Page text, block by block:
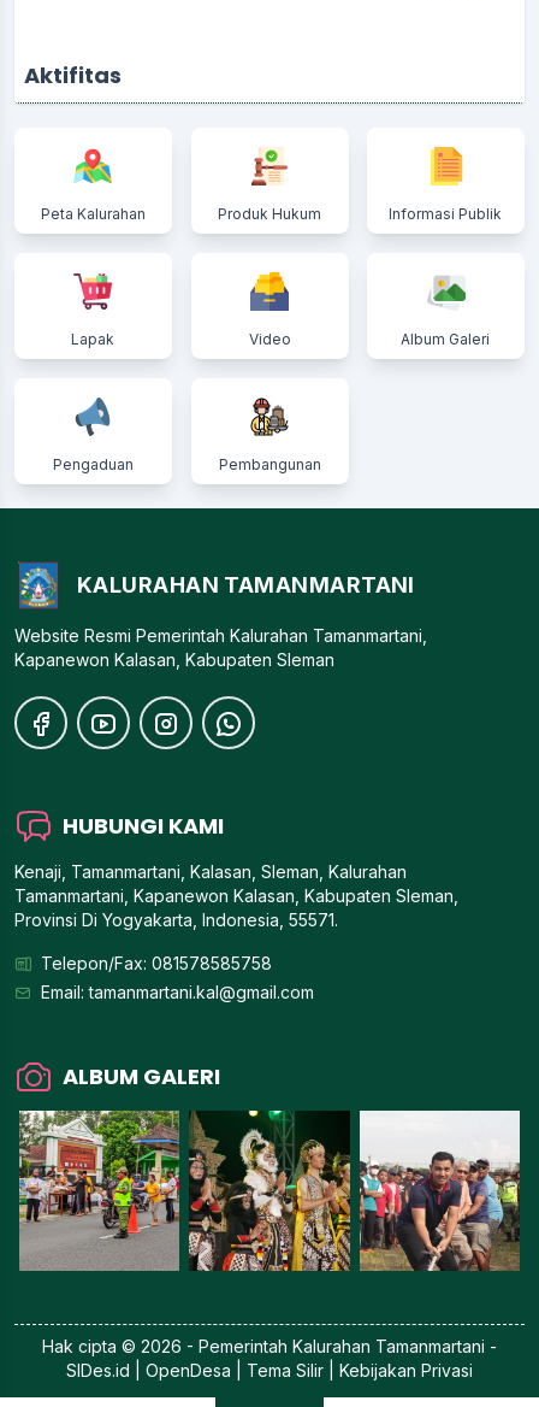
Aktifitas
Peta Kalurahan Produk Hukum Informasi Publik
Lapak Video Album Galeri
Pengaduan Pembangunan
KALURAHAN TAMANMARTANI
Website Resmi Pemerintah Kalurahan Tamanmartani,
Kapanewon Kalasan, Kabupaten Sleman
HUBUNGI KAMI
Kenaji, Tamanmartani, Kalasan, Sleman, Kalurahan
Tamanmartani, Kapanewon Kalasan, Kabupaten Sleman,
Provinsi Di Yogyakarta, Indonesia, 55571.
Telepon/Fax: 081578585758
Email:tamanmartani.kal@gmail.com
ALBUM GALERI
Hak cipta © 2026 - Pemerintah Kalurahan Tamanmartani -
SIDes.id
| OpenDesa | Tema Silir | Kebijakan Privasi